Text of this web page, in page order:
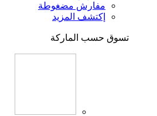
مفارش مضغوطة
إكتشف المزيد
تسوق حسب الماركة